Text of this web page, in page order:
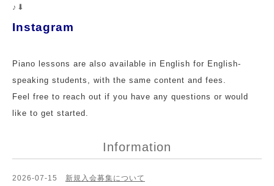
♪⬇︎
Instagram
Piano lessons are also available in English for English-
speaking students, with the same content and fees.
Feel free to reach out if you have any questions or would
like to get started.
Information
2026-07-15 新規入会募集について